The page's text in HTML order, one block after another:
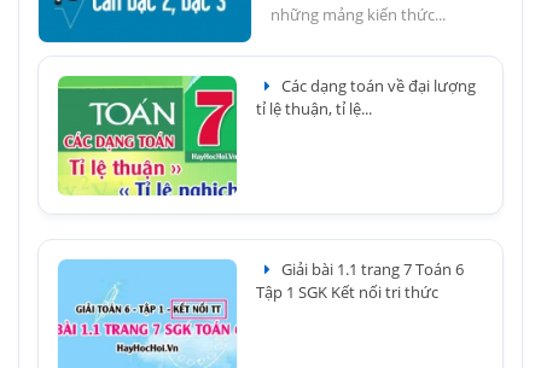
những mảng kiến thức...
Các dạng toán về đại lượng
tỉ lệ thuận, tỉ lệ...
Giải bài 1.1 trang 7 Toán 6
Tập 1 SGK Kết nối tri thức